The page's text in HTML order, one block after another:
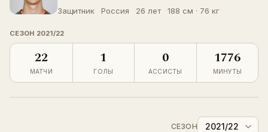
Защитник Россия 26 лет 188 см · 76 кг
СЕЗОН 2021/22
22
МАТЧИ
1
ГОЛЫ
0
АССИСТЫ
1776
МИНУТЫ
СЕЗОН 2021/22